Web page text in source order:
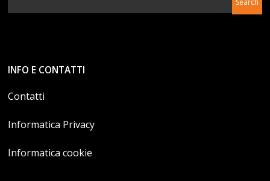
INFO E CONTATTI
Contatti
Informatica Privacy
Informatica cookie